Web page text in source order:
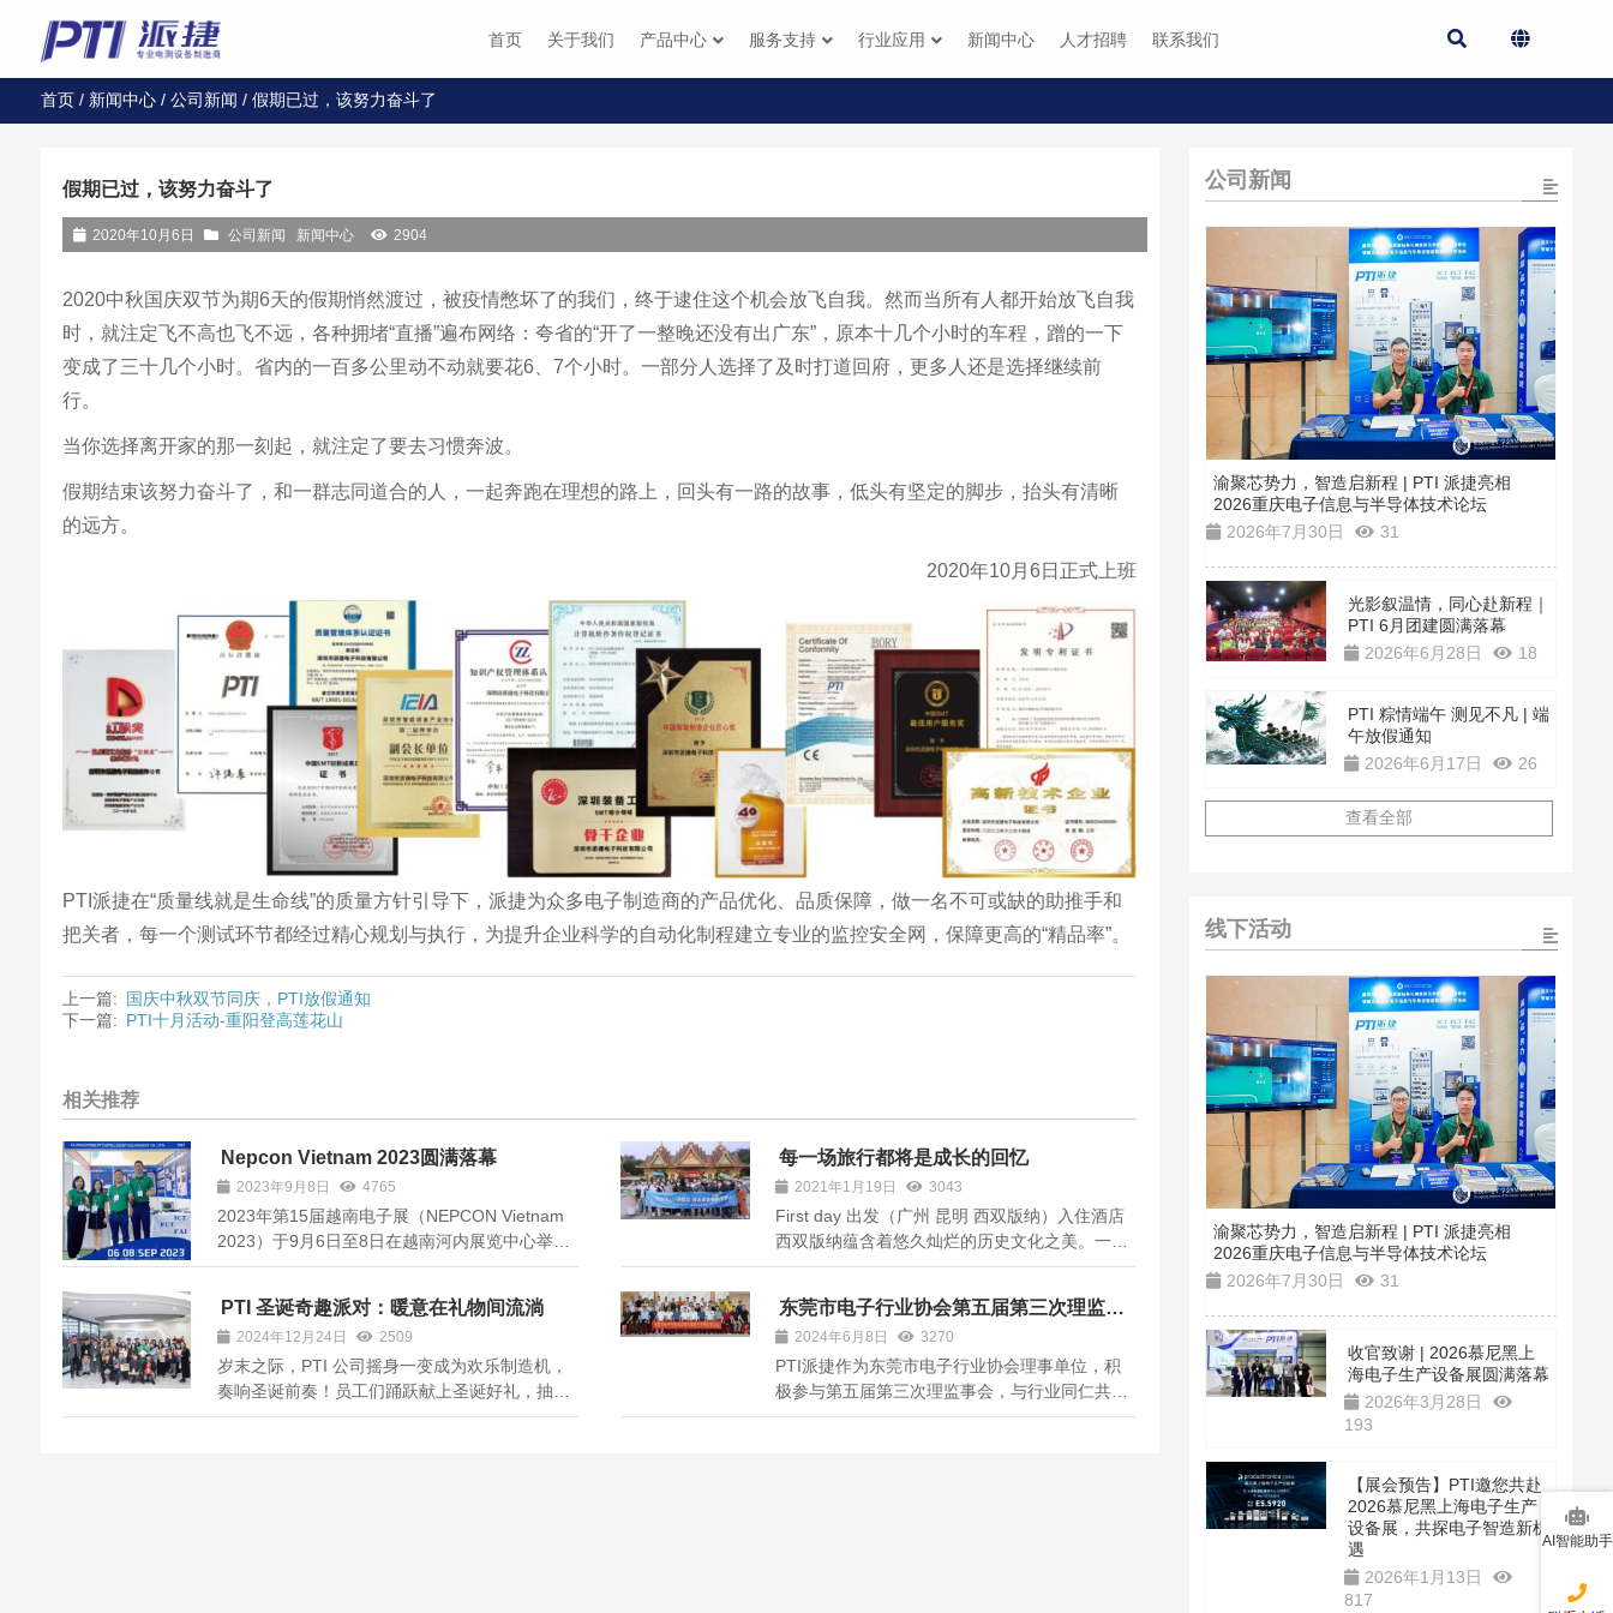
首页 关于我们 产品中心 服务支持 行业应用 新闻中心 人才招聘 联系我们
首页/ 新闻中心/ 公司新闻 / 假期已过，该努力奋斗了
假期已过，该努力奋斗了
2020年10月6日 公司新闻 新闻中心 2904
2020中秋国庆双节为期6天的假期悄然渡过，被疫情憋坏了的我们，终于逮住这个机会放飞自我。然而当所有人都开始放飞自我
时，就注定飞不高也飞不远，各种拥堵“直播”遍布网络：夸省的“开了一整晚还没有出广东”，原本十几个小时的车程，蹭的一下
变成了三十几个小时。省内的一百多公里动不动就要花6、7个小时。一部分人选择了及时打道回府，更多人还是选择继续前
行。
当你选择离开家的那一刻起，就注定了要去习惯奔波。
假期结束该努力奋斗了，和一群志同道合的人，一起奔跑在理想的路上，回头有一路的故事，低头有坚定的脚步，抬头有清晰
的远方。
2020年10月6日正式上班
PTI派捷在“质量线就是生命线”的质量方针引导下，派捷为众多电子制造商的产品优化、品质保障，做一名不可或缺的助推手和
把关者，每一个测试环节都经过精心规划与执行，为提升企业科学的自动化制程建立专业的监控安全网，保障更高的“精品率”。
上一篇: 国庆中秋双节同庆，PTI放假通知
下一篇: PTI十月活动-重阳登高莲花山
相关推荐
Nepcon Vietnam 2023圆满落幕
2023年9月8日 4765
2023年第15届越南电子展（NEPCON Vietnam
2023）于9月6日至8日在越南河内展览中心举
办。作为越南唯一的表面贴装技术及设备相关的
印刷电路板和半导体封装、生产、设计、测试及
装配的原材料、设备、系统和服务；微电子零
部...
每一场旅行都将是成长的回忆
2021年1月19日 3043
First day 出发（广州 昆明 西双版纳）入住酒店
西双版纳蕴含着悠久灿烂的历史文化之美。一千
多年前，傣族的先民就在贝叶、锦纸上写下了许
等；800多年前，第一代傣王帕雅真统一了西双
版纳雨林大地，建立起“黎明之城”景洪...
PTI 圣诞奇趣派对：暖意在礼物间流淌
2024年12月24日 2509
岁末之际，PTI 公司摇身一变成为欢乐制造机，
奏响圣诞前奏！员工们踊跃献上圣诞好礼，抽号
交换礼物环节更是惊喜连连，扫码抽号、怀揣期
东莞市电子行业协会第五届第三次理监事
会圆满举办！
2024年6月8日 3270
PTI派捷作为东莞市电子行业协会理事单位，积
极参与第五届第三次理监事会，与行业同仁共商
电子行业未来发展大计。会议公布了财务报告，
公司新闻
渝聚芯势力，智造启新程 | PTI 派捷亮相
2026重庆电子信息与半导体技术论坛
2026年7月30日
31
光影叙温情，同心赴新程｜
PTI 6月团建圆满落幕
2026年6月28日
18
PTI 粽情端午 测见不凡 | 端
午放假通知
2026年6月17日
26
查看全部
线下活动
渝聚芯势力，智造启新程 | PTI 派捷亮相
2026重庆电子信息与半导体技术论坛
2026年7月30日
31
收官致谢 | 2026慕尼黑上
海电子生产设备展圆满落幕
2026年3月28日
193
【展会预告】PTI邀您共赴
2026慕尼黑上海电子生产
设备展，共探电子智造新机
遇
2026年1月13日
817
AI智能助手